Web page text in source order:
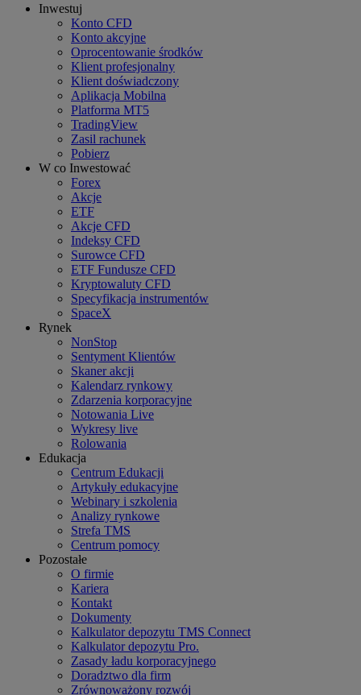
Inwestuj
Konto CFD
Konto akcyjne
Oprocentowanie środków
Klient profesjonalny
Klient doświadczony
Aplikacja Mobilna
Platforma MT5
TradingView
Zasil rachunek
Pobierz
W co Inwestować
Forex
Akcje
ETF
Akcje CFD
Indeksy CFD
Surowce CFD
ETF Fundusze CFD
Kryptowaluty CFD
Specyfikacja instrumentów
SpaceX
Rynek
NonStop
Sentyment Klientów
Skaner akcji
Kalendarz rynkowy
Zdarzenia korporacyjne
Notowania Live
Wykresy live
Rolowania
Edukacja
Centrum Edukacji
Artykuły edukacyjne
Webinary i szkolenia
Analizy rynkowe
Strefa TMS
Centrum pomocy
Pozostałe
O firmie
Kariera
Kontakt
Dokumenty
Kalkulator depozytu TMS Connect
Kalkulator depozytu Pro.
Zasady ładu korporacyjnego
Doradztwo dla firm
Zrównoważony rozwój